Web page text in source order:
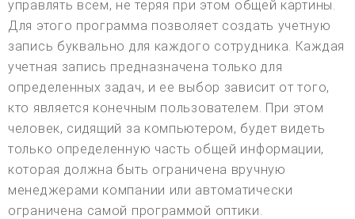
управлять всем, не теряя при этом общей картины.
Для этого программа позволяет создать учетную
запись буквально для каждого сотрудника. Каждая
учетная запись предназначена только для
определенных задач, и ее выбор зависит от того,
кто является конечным пользователем. При этом
человек, сидящий за компьютером, будет видеть
только определенную часть общей информации,
которая должна быть ограничена вручную
менеджерами компании или автоматически
ограничена самой программой оптики.